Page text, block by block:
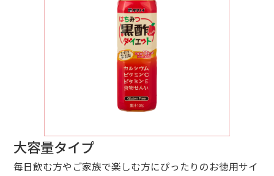
大容量タイプ
毎日飲む方やご家族で楽しむ方にぴったりのお徳用サイ